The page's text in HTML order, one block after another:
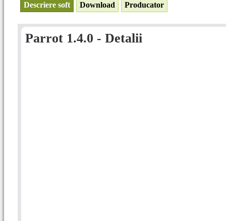
Descriere soft Download Producator
Parrot 1.4.0 - Detalii